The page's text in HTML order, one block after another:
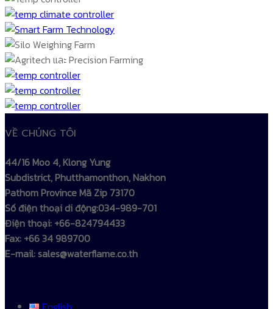
VỀ CHÚNG TÔI
44/16 Moo 4, Klong Yung
Subdistrict, Phutthamonthon, Nakhon
Pathom Province Mã Zip 73170
Số điện thoại di động:034-989-701
Điện thoại: +66-824794433
Fax: +66 34 989700
E-mail: sales@waterflame.co.th